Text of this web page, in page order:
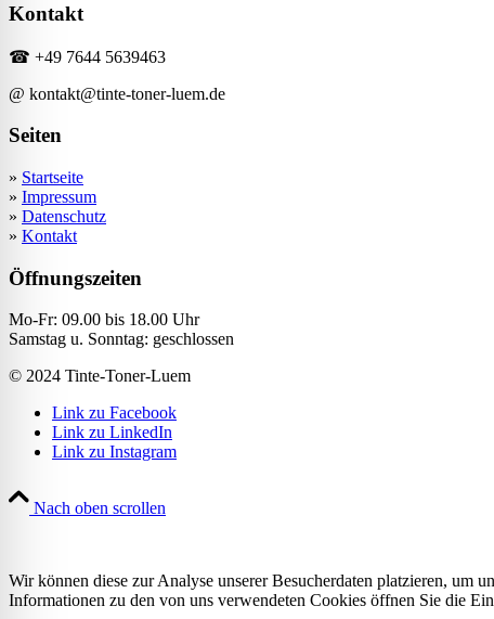
Kontakt
☎ +49 7644 5639463
@ kontakt@tinte-toner-luem.de
Seiten
» Startseite
» Impressum
» Datenschutz
» Kontakt
Öffnungszeiten
Mo-Fr: 09.00 bis 18.00 Uhr
Samstag u. Sonntag: geschlossen
© 2024 Tinte-Toner-Luem
Link zu Facebook
Link zu LinkedIn
Link zu Instagram
Nach oben scrollen
Wir können diese zur Analyse unserer Besucherdaten platzieren, um
Informationen zu den von uns verwendeten Cookies öffnen Sie die